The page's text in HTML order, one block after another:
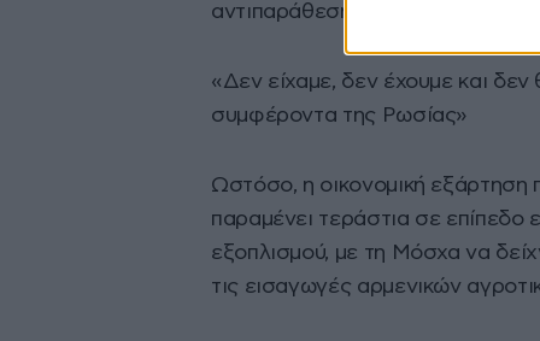
αντιπαράθεσης με τη Μόσχα,
«Δεν είχαμε, δεν έχουμε και
συμφέροντα της Ρωσίας»
Ωστόσο, η οικονομική εξάρτηση
παραμένει τεράστια σε επίπεδο
εξοπλισμού, με τη Μόσχα να
τις εισαγωγές αρμενικών